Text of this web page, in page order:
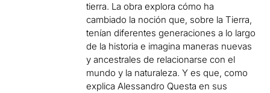
tierra. La obra explora cómo ha
cambiado la noción que, sobre la Tierra,
tenían diferentes generaciones a lo largo
de la historia e imagina maneras nuevas
y ancestrales de relacionarse con el
mundo y la naturaleza. Y es que, como
explica Alessandro Questa en sus